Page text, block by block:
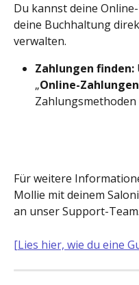
Du kannst deine
deine Buchhaltung
verwalten.
Zahlungen finden:
„Online-Zahlungen
Für weitere
Mollie mit deinem
an unser Support-
[Lies hier, wie du eine